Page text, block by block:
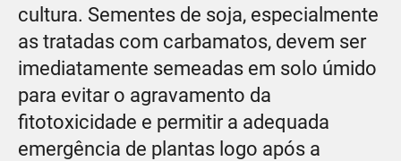
cultura. Sementes de soja, especialmente
as tratadas com carbamatos, devem ser
imediatamente semeadas em solo úmido
para evitar o agravamento da
fitotoxicidade e permitir a adequada
emergência de plantas logo após a